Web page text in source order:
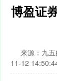
博盈证
来源：九
11-12